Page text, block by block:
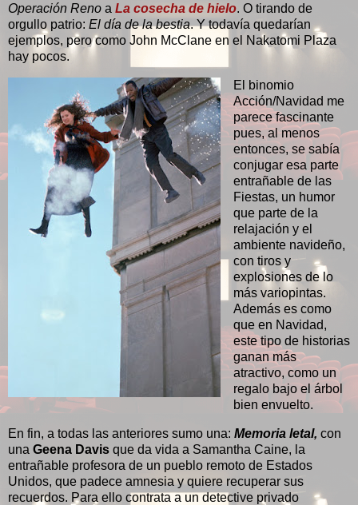
Operación Reno a La cosecha de hielo. O tirando de
orgullo patrio: El día de la bestia. Y todavía quedarían
ejemplos, pero como John McClane en el Nakatomi Plaza
hay pocos.
El binomio
Acción/Navidad me
parece fascinante
pues, al menos
entonces, se sabía
conjugar esa parte
entrañable de las
Fiestas, un humor
que parte de la
relajación y el
ambiente navideño,
con tiros y
explosiones de lo
más variopintas.
Además es como
que en Navidad,
este tipo de historias
ganan más
atractivo, como un
regalo bajo el árbol
bien envuelto.
En fin, a todas las anteriores sumo una: Memoria letal, con
una Geena Davis que da vida a Samantha Caine, la
entrañable profesora de un pueblo remoto de Estados
Unidos, que padece amnesia y quiere recuperar sus
recuerdos. Para ello contrata a un detective privado